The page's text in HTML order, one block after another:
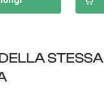
STESSA